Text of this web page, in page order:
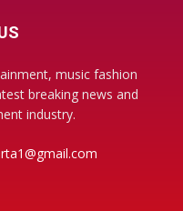
music fashion
breaking news and
industry.